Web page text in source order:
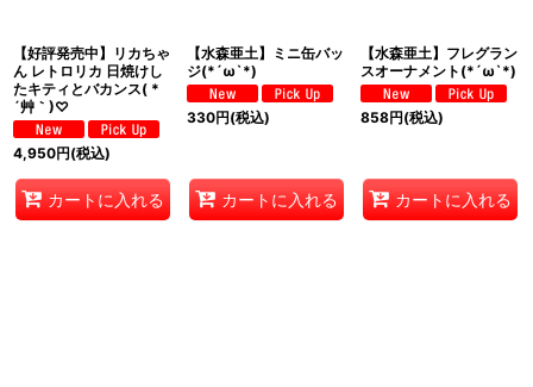
【好評発売中】リカちゃ
ん レトロリカ 日焼けし
たキティとバカンス( *
´艸｀)♡
4,950円(税込)
カートに入れる
【水森亜土】ミニ缶バッ
ジ(*´ω`*)
330円(税込)
カートに入れる
【水森亜土】フレグラン
スオーナメント(*´ω`*)
858円(税込)
カートに入れる